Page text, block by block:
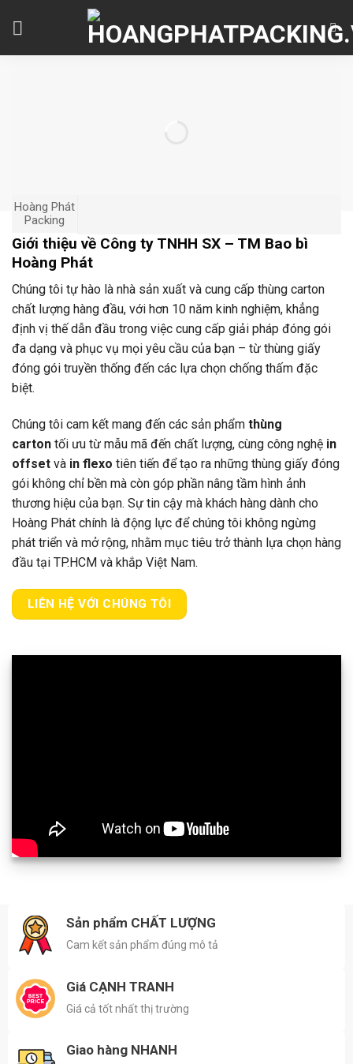
Hoàng Phát
Packing
Giới thiệu về Công ty TNHH SX – TM Bao bì
Hoàng Phát
Chúng tôi tự hào là nhà sản xuất và cung cấp thùng carton
chất lượng hàng đầu, với hơn 10 năm kinh nghiệm, khẳng
định vị thế dẫn đầu trong việc cung cấp giải pháp đóng gói
đa dạng và phục vụ mọi yêu cầu của bạn – từ thùng giấy
đóng gói truyền thống đến các lựa chọn chống thấm đặc
biệt.
Chúng tôi cam kết mang đến các sản phẩm thùng
carton tối ưu từ mẫu mã đến chất lượng, cùng công nghệ in
offset và in flexo tiên tiến để tạo ra những thùng giấy đóng
gói không chỉ bền mà còn góp phần nâng tầm hình ảnh
thương hiệu của bạn. Sự tin cậy mà khách hàng dành cho
Hoàng Phát chính là động lực để chúng tôi không ngừng
phát triển và mở rộng, nhằm mục tiêu trở thành lựa chọn hàng
đầu tại TP.HCM và khắp Việt Nam.
LIÊN HỆ VỚI CHÚNG TÔI
Sản phẩm CHẤT LƯỢNG
Cam kết sản phẩm đúng mô tả
Giá CẠNH TRANH
Giá cả tốt nhất thị trường
Giao hàng NHANH